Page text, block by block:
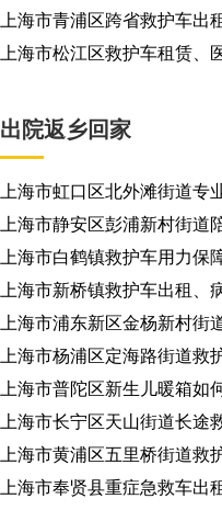
上海市青浦区跨省救护车出
护车出租
上海市松江区救护车租赁、
出院返乡回家
上海市虹口区北外滩街道专
服务、跨城接送规划
上海市静安区彭浦新村街道
询服务
上海市白鹤镇救护车用力保
上海市新桥镇救护车出租、
送、120急救车
上海市浦东新区金杨新村街
辆
上海市杨浦区定海路街道救
问题有哪些？120救护车出租
上海市普陀区新生儿暖箱如
护？跨省救护车
上海市长宁区天山街道长途
计算？救护车出租
上海市黄浦区五里桥街道救
救护车出租
上海市奉贤县重症急救车出